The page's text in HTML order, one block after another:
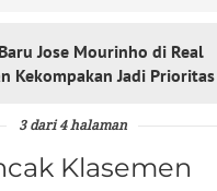
Jose Mourinho di Real
Kekompakan Jadi Prioritas
3 dari 4 halaman
Klasemen